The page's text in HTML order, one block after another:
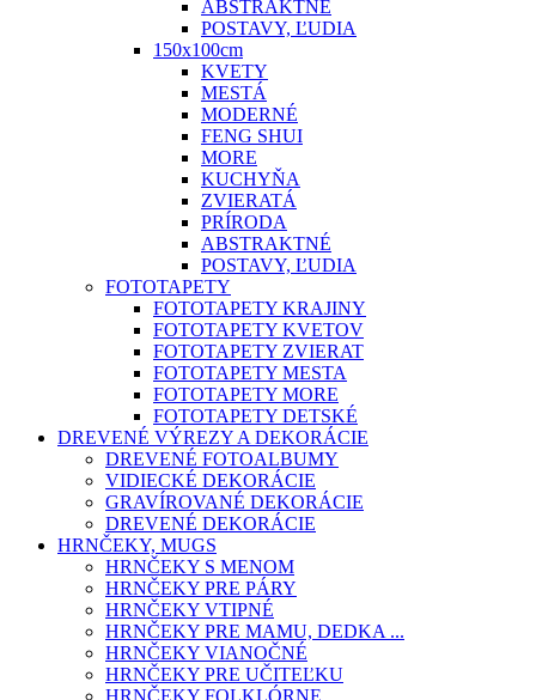
ABSTRAKTNÉ
POSTAVY, ĽUDIA
150x100cm
KVETY
MESTÁ
MODERNÉ
FENG SHUI
MORE
KUCHYŇA
ZVIERATÁ
PRÍRODA
ABSTRAKTNÉ
POSTAVY, ĽUDIA
FOTOTAPETY
FOTOTAPETY KRAJINY
FOTOTAPETY KVETOV
FOTOTAPETY ZVIERAT
FOTOTAPETY MESTA
FOTOTAPETY MORE
FOTOTAPETY DETSKÉ
DREVENÉ VÝREZY A DEKORÁCIE
DREVENÉ FOTOALBUMY
VIDIECKÉ DEKORÁCIE
GRAVÍROVANÉ DEKORÁCIE
DREVENÉ DEKORÁCIE
HRNČEKY, MUGS
HRNČEKY S MENOM
HRNČEKY PRE PÁRY
HRNČEKY VTIPNÉ
HRNČEKY PRE MAMU, DEDKA ...
HRNČEKY VIANOČNÉ
HRNČEKY PRE UČITEĽKU
HRNČEKY FOLKLÓRNE